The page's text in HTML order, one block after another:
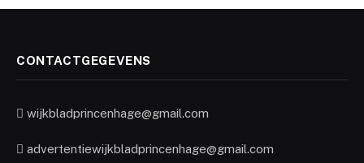
CONTACTGEGEVENS
wijkbladprincenhage@gmail.com
advertentiewijkbladprincenhage@gmail.com